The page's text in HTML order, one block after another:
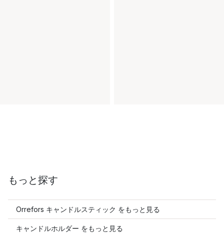
もっと探す
Orrefors キャンドルスティック をもっと見る
キャンドルホルダー をもっと見る